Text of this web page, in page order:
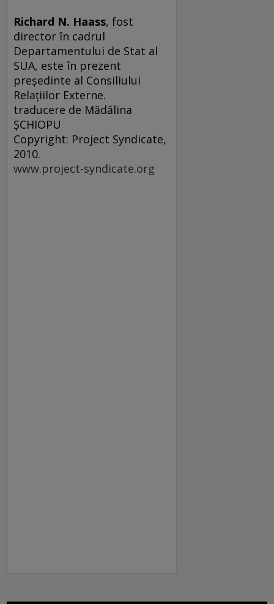
Richard N. Haass, fost
director în cadrul
Departamentului de Stat al
SUA, este în prezent
preşedinte al Consiliului
Relaţiilor Externe.
traducere de Mădălina
ŞCHIOPU
Copyright: Project Syndicate,
2010.
www.project-syndicate.org